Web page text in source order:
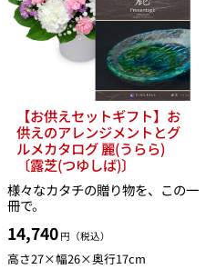
【お供えセットギフト】お
供えのアレンジメントとグ
ルメカタログ 麗(うらら)
〔露芝(つゆしば)〕
様々なカタチの贈り物を、この一
冊で。
14,740 円（税込）
高さ27×幅26×奥行17cm